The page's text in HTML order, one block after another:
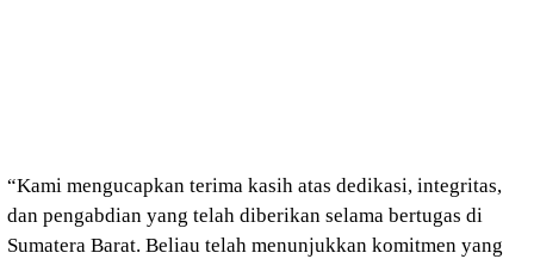
“Kami mengucapkan terima kasih atas dedikasi, integritas,
dan pengabdian yang telah diberikan selama bertugas di
Sumatera Barat. Beliau telah menunjukkan komitmen yang